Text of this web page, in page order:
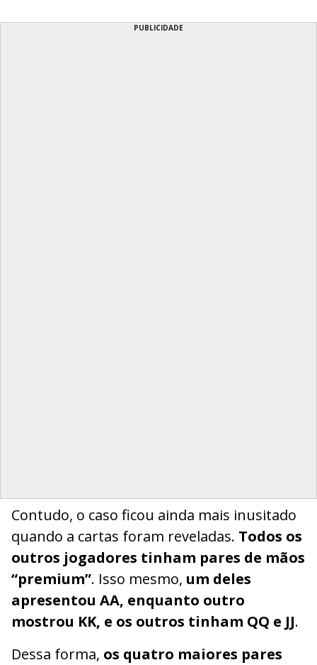
PUBLICIDADE
Contudo, o caso ficou ainda mais inusitado
quando a cartas foram reveladas. Todos os
outros jogadores tinham pares de mãos
“premium”. Isso mesmo, um deles
apresentou AA, enquanto outro
mostrou KK, e os outros tinham QQ e JJ.
Dessa forma, os quatro maiores pares